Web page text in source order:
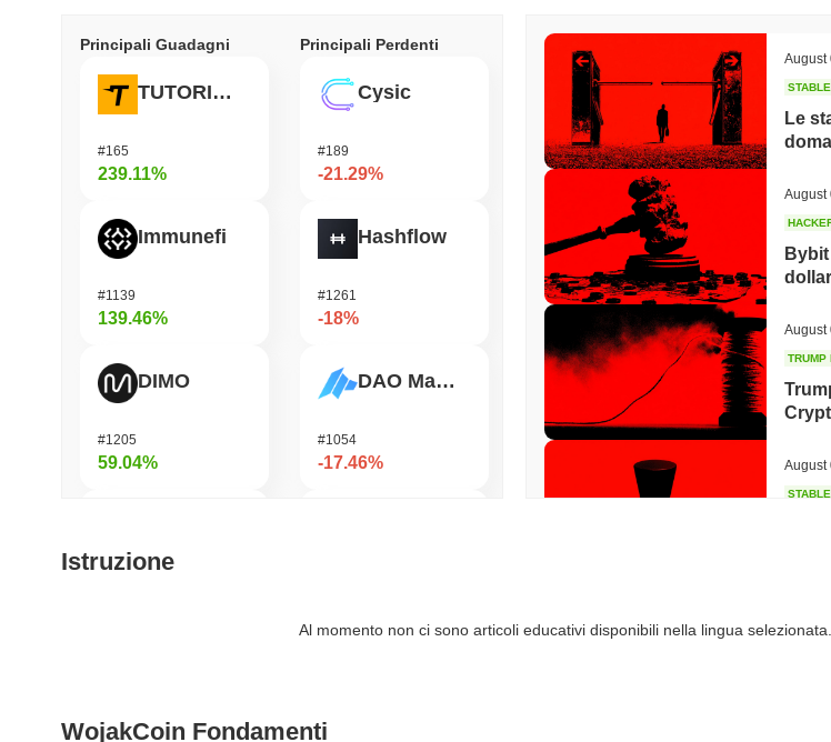
Principali Guadagni
TUTORIAL
#165
239.11%
Immunefi
#1139
139.46%
DIMO
#1205
59.04%
#1025
Principali Perdenti
Cysic
#189
-21.29%
Hashflow
#1261
-18%
DAO Maker Token
#1054
-17.46%
#1393
August
Le
August
August
TRUMP
August
Istruzione
Al momento non ci sono articoli educativi disponibili nella lingua
WojakCoin Fondamenti